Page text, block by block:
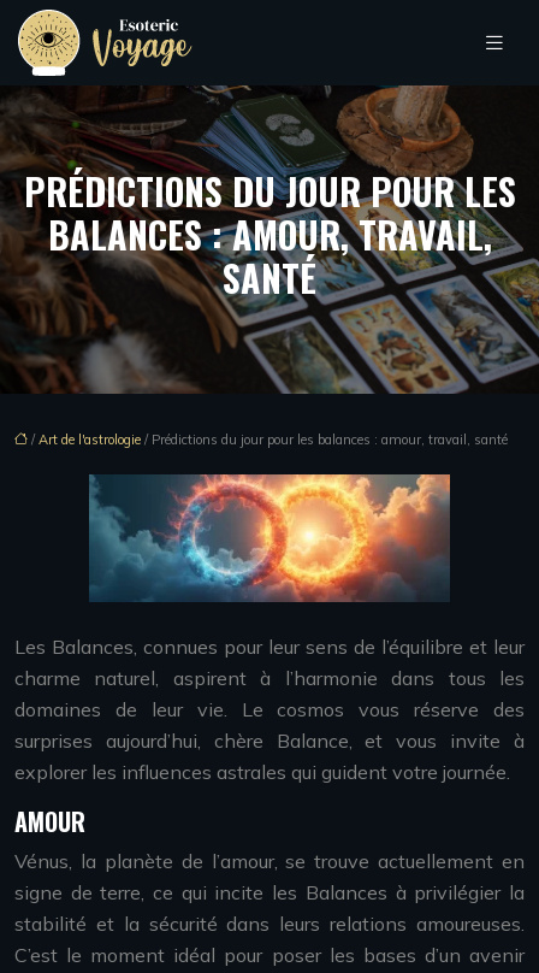
PRÉDICTIONS DU JOUR POUR LES
BALANCES : AMOUR, TRAVAIL,
SANTÉ
/Art de l'astrologie / Prédictions du jour pour les balances : amour, travail, santé
Les Balances, connues pour leur sens de l’équilibre et leur
charme naturel, aspirent à l’harmonie dans tous les
domaines de leur vie. Le cosmos vous réserve des
surprises aujourd’hui, chère Balance, et vous invite à
explorer les influences astrales qui guident votre journée.
AMOUR
Vénus, la planète de l’amour, se trouve actuellement en
signe de terre, ce qui incite les Balances à privilégier la
stabilité et la sécurité dans leurs relations amoureuses.
C’est le moment idéal pour poser les bases d’un avenir